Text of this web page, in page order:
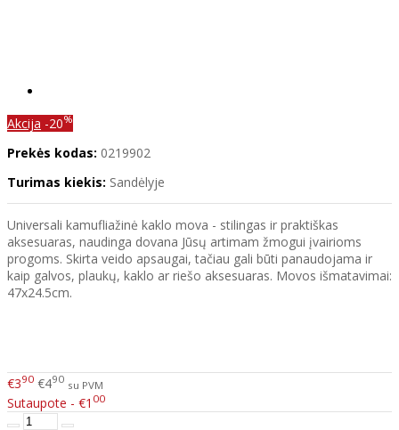
Akcija -20%
Prekės kodas: 0219902
Turimas kiekis: Sandėlyje
Universali kamufliažinė kaklo mova - stilingas ir praktiškas
aksesuaras, naudinga dovana Jūsų artimam žmogui įvairioms
progoms. Skirta veido apsaugai, tačiau gali būti panaudojama ir
kaip galvos, plaukų, kaklo ar riešo aksesuaras. Movos išmatavimai:
47x24.5cm.
€390 €490 su PVM
Sutaupote - €1 00